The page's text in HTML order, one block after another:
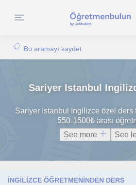
Bu aramayı kaydet
Sariyer Istanbul
Sariyer Istanbul Ingilizce özel ders
550-1500₺ arası
See more
See
İNGİLİZCE ÖĞRETMENİNDEN DERS